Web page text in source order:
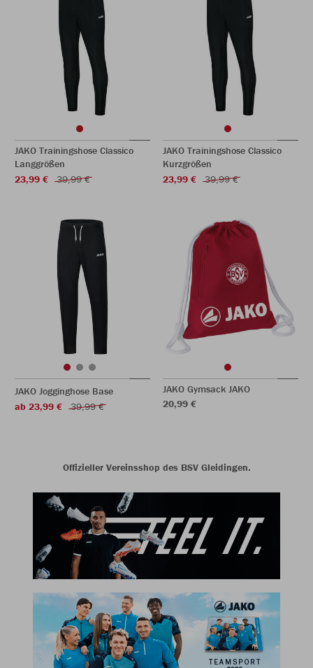
JAKO Trainingshose Classico
Langgrößen
23,99 €
39,99 €
JAKO Trainingshose Classico
Kurzgrößen
23,99 €
39,99 €
JAKO Jogginghose Base
ab 23,99 €
39,99 €
JAKO Gymsack JAKO
20,99 €
Offizieller Vereinsshop des BSV Gleidingen.